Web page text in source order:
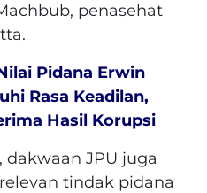
penasehat
Pidana Erwin
Rasa Keadilan,
Hasil Korupsi
JPU juga
tindak pidana